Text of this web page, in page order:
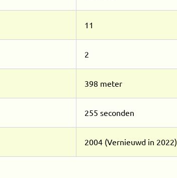
11
2
398 meter
255 seconden
2004 (Vernieuwd in 2022)